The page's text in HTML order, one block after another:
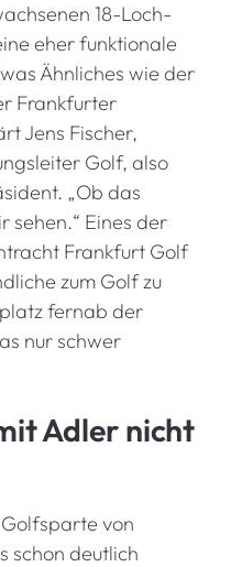
18-Loch-
eher funktionale
Ähnliches wie der
Frankfurter
Jens Fischer,
Golf, also
„Ob das
sehen.“ Eines der
Frankfurt Golf
zum Golf zu
fernab der
nur schwer
Adler nicht
von
schon deutlich